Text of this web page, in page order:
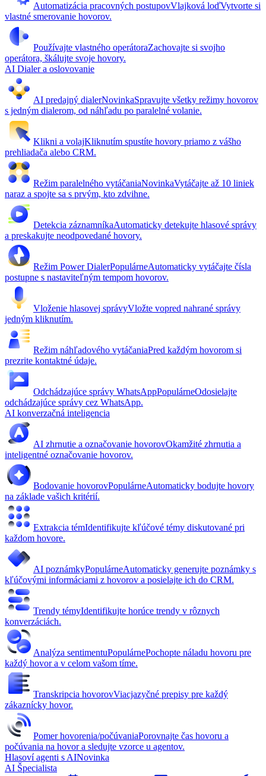
Automatizácia pracovných postupovVlajková loďVytvorte si
vlastné smerovanie hovorov.
Používajte vlastného operátoraZachovajte si svojho
operátora, škálujte svoje hovory.
AI Dialer a oslovovanie
AI predajný dialerNovinkaSpravujte všetky režimy hovorov
s jedným dialerom, od náhľadu po paralelné volanie.
Klikni a volajKliknutím spustíte hovory priamo z vášho
prehliadača alebo CRM.
Režim paralelného vytáčaniaNovinkaVytáčajte až 10 liniek
naraz a spojte sa s prvým, kto zdvihne.
Detekcia záznamníkaAutomaticky detekujte hlasové správy
a preskakujte neodpovedané hovory.
Režim Power DialerPopulárneAutomaticky vytáčajte čísla
postupne s nastaviteľným tempom hovorov.
Vloženie hlasovej správyVložte vopred nahrané správy
jedným kliknutím.
Režim náhľadového vytáčaniaPred každým hovorom si
prezrite kontaktné údaje.
Odchádzajúce správy WhatsAppPopulárneOdosielajte
odchádzajúce správy cez WhatsApp.
AI konverzačná inteligencia
AI zhrnutie a označovanie hovorovOkamžité zhrnutia a
inteligentné označovanie hovorov.
Bodovanie hovorovPopulárneAutomaticky bodujte hovory
na základe vašich kritérií.
Extrakcia témIdentifikujte kľúčové témy diskutované pri
každom hovore.
AI poznámkyPopulárneAutomaticky generujte poznámky s
kľúčovými informáciami z hovorov a posielajte ich do CRM.
Trendy témyIdentifikujte horúce trendy v rôznych
konverzáciách.
Analýza sentimentuPopulárnePochopte náladu hovoru pre
každý hovor a v celom vašom tíme.
Transkripcia hovorovViacjazyčné prepisy pre každý
zákaznícky hovor.
Pomer hovorenia/počúvaniaPorovnajte čas hovoru a
počúvania na hovor a sledujte vzorce u agentov.
Hlasoví agenti s AINovinka
AI Špecialista